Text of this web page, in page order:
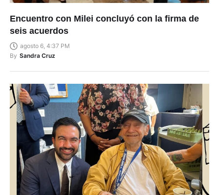
Encuentro con Milei concluyó con la firma de
seis acuerdos
agosto 6, 4:37 PM
By Sandra Cruz